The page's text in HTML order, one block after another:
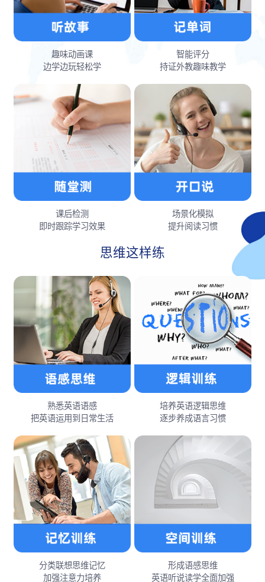
趣味动画课
边学边玩轻松学
智能评分
持证外教趣味教学
课后检测
即时跟踪学习效果
场景化模拟
提升阅读习惯
思维这样练
熟悉英语语感
把英语运用到日常生活
培养英语逻辑思维
逐步养成语言习惯
分类联想思维记忆
加强注意力培养
形成语感思维
英语听说读学全面加强